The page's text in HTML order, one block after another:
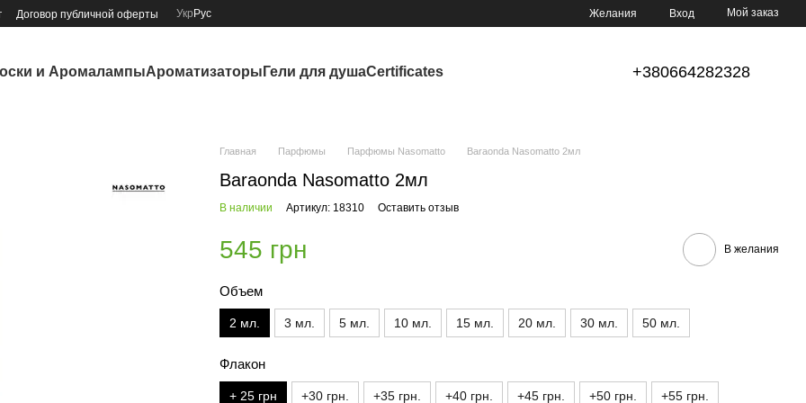
Договор публичной оферты Укр Рус Желания Вход Мой заказ
и АромалампыАроматизаторы Гели для душаCertificates +380664282328
Главная Парфюмы Парфюмы Nasomatto Baraonda Nasomatto 2мл
Baraonda Nasomatto 2мл
В наличии Артикул: 18310 Оставить отзыв
545 грн В желания
Объем
2 мл. 3 мл. 5 мл. 10 мл. 15 мл. 20 мл. 30 мл. 50 мл.
Флакон
+ 25 грн +30 грн. +35 грн. +40 грн. +45 грн. +50 грн. +55 грн.